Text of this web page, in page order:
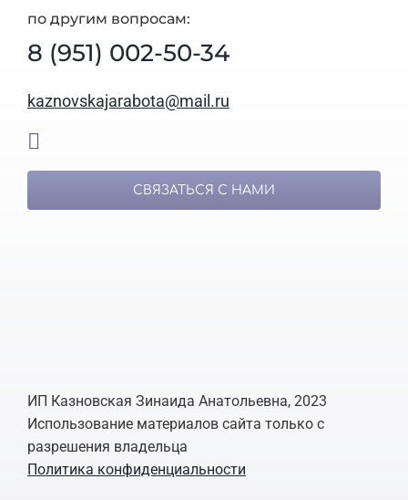
по другим вопросам:
8 (951) 002-50-34
kaznovskajarabota@mail.ru
СВЯЗАТЬСЯ С НАМИ
ИП Казновская Зинаида Анатольевна, 2023
Использование материалов сайта только с
разрешения владельца
Политика конфиденциальности